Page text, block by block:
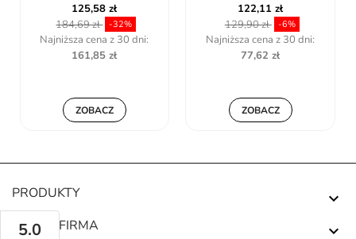
125,58 zł
184,69 zł -32%
Najniższa cena z 30 dni:
161,85 zł
ZOBACZ
122,11 zł
129,90 zł
-6%
Najniższa cena z 30 dni:
77,62 zł
ZOBACZ
PRODUKTY 
NASZA FIRMA 
5.0